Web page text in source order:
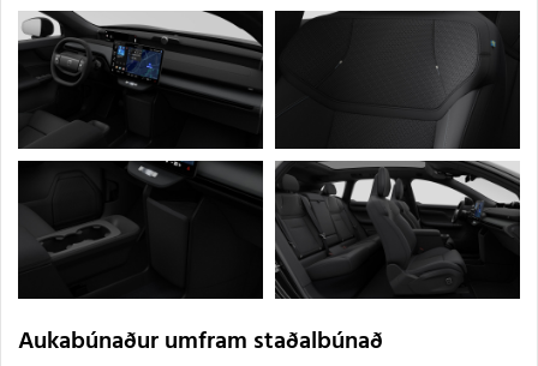
Aukabúnaður umfram staðalbúnað